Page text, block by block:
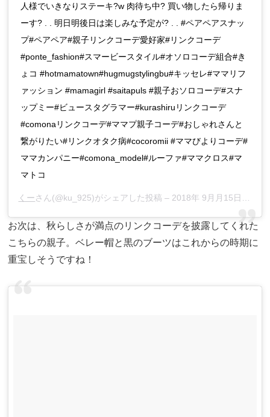
人様でいきなりステーキ?w 肉待ち中? 買い物したら帰りま
ーす? . . 明日明後日は楽しみな予定が? . . #ペアペアスナッ
プ#ペアペア#親子リンクコーデ愛好家#リンクコーデ
#ponte_fashion#スマービースタイル#オソロコーデ組合#き
ょコ #hotmamatown#hugmugstylingbu#キッセレ#ママリフ
ァッション #mamagirl #saitapuls #親子おソロコーデ#スナ
ップミー#ビュースタグラマー#kurashiruリンクコーデ
#comonaリンクコーデ#ママプ親子コーデ#おしゃれさんと
繋がりたい#リンクオタク病#cocoromii #ママびよりコーデ#
ママカンパニー#comona_model#ルーファ#ママクロス#マ
マトコ
くーさん(@ku_925)がシェアした投稿 – 2018年 9月月15日午後10時24分PDT
お次は、秋らしさが満点のリンクコーデを披露してくれた
こちらの親子。ベレー帽と黒のブーツはこれからの時期に
重宝しそうですね！